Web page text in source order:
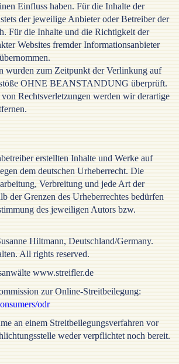
Einfluss haben. Für die Inhalte der
der jeweilige Anbieter oder Betreiber der
Für die Inhalte und die Richtigkeit der
Websites fremder Informationsanbieter
wurden zum Zeitpunkt der Verlinkung auf
OHNE BEANSTANDUNG überprüft.
Rechtsverletzungen werden wir derartige
erstellten Inhalte und Werke auf
dem deutschen Urheberrecht. Die
Verbreitung und jede Art der
der Grenzen des Urheberrechtes bedürfen
des jeweiligen Autors bzw.
Hiltmann, Deutschland/Germany.
All rights reserved.
www.streifler.de
zur Online-Streitbeilegung:
odr
an einem Streitbeilegungsverfahren vor
weder verpflichtet noch bereit.